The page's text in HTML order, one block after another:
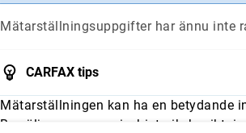
Mätarställningsuppgifter har ännu inte
CARFAX tips
Mätarställningen kan ha en betydande
Be säljaren om servicehistorik,